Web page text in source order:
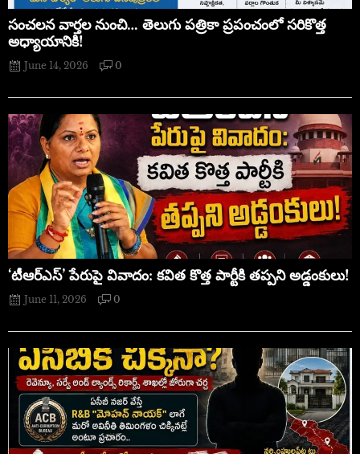
సంచలన వార్తల నుంచి… తెలుగు పత్రికా ప్రపంచంలో సరికొత్త
అధ్యాయానికి!
June 14, 2026 0
‘టీఆర్ఎస్’ పేరుపై వివాదం: కవిత కొత్త పార్టీకి తప్పని అడ్డంకులు!
June 11, 2026 0